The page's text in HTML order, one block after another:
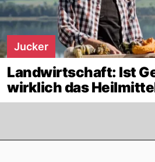
Jucker
Landwirtschaft: Ist
wirklich das